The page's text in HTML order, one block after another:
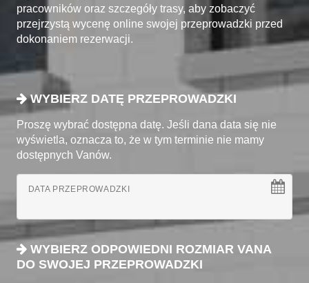
pracowników oraz szczegóły trasy, aby zobaczyć
przejrzystą wycenę online swojej przeprowadzki przed
dokonaniem rezerwacji.
WYBIERZ DATĘ PRZEPROWADZKI
Proszę wybrać dostępna datę. Jeśli dana data się nie
wyświetla, oznacza to, że w tym terminie nie mamy
dostępnych Vanów.
DATA PRZEPROWADZKI
WYBIERZ ODPOWIEDNI ROZMIAR VANA
DO SWOJEJ PRZEPROWADZKI